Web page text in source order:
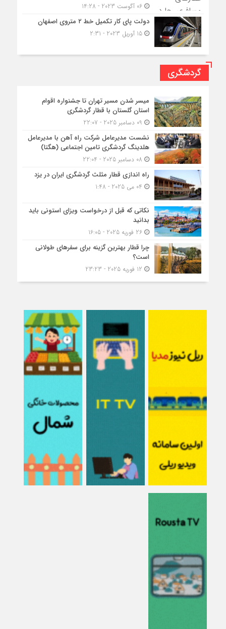
06 آگوست 2023 - 14:28
دولت پای کار تکمیل خط ۲ متروی اصفهان
15 آوریل 2023 - 2:31
گردشگری
میسر شدن مسیر تهران تا جشنواره اقوام
استان گلستان با قطار گردشگری
نشست مدیرعامل شرکت راه آهن با مدیرعامل
هلدینگ گردشگری تامین اجتماعی (هگتا)
راه اندازی قطار مثلث گردشگری ایران در یزد
نکاتی که قبل از درخواست ویزای استونی باید
بدانید
26 فوریه 2025 - 16:05
چرا قطار بهترین گزینه برای سفرهای طولانی
است؟